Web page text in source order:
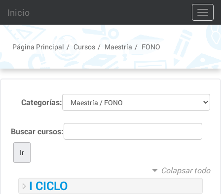
Inicio
Página Principal Cursos Maestría FONO
Categorías:
Buscar cursos:
Colapsar todo
I CICLO